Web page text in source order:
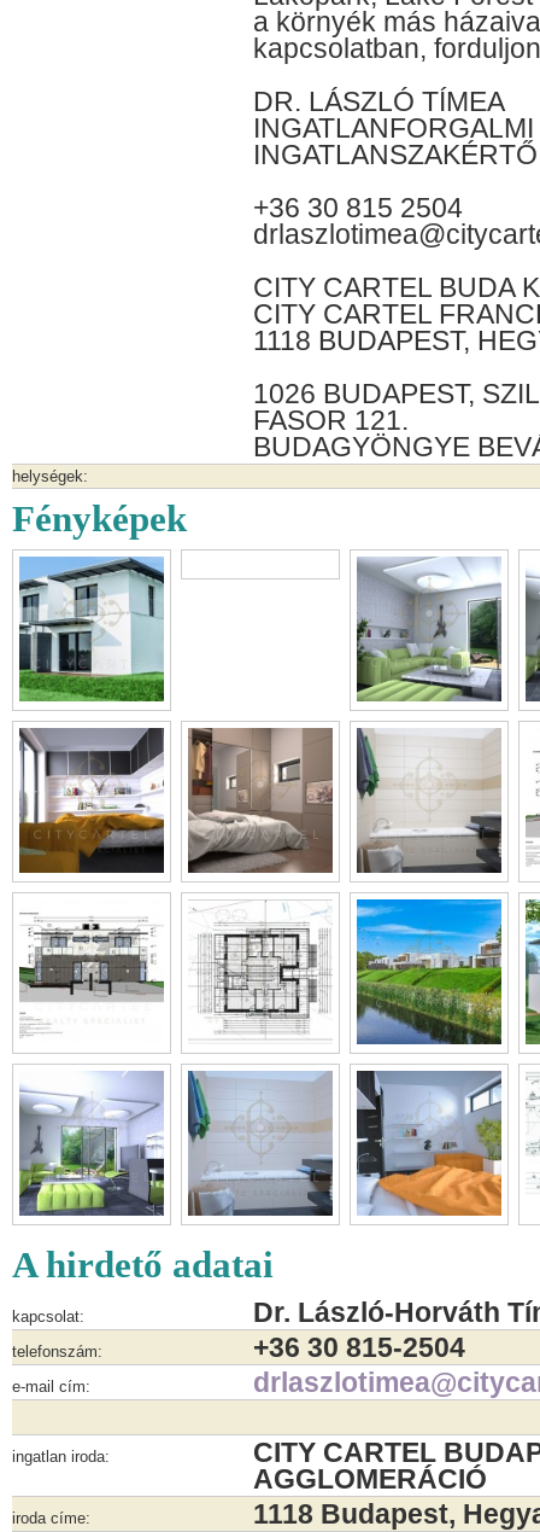
a környék más
kapcsolatban,
DR. LÁSZLÓ TÍMEA
INGATLANSZAKÉRTŐ
+36 30 815 2504
CITY CARTEL BUDA
CITY CARTEL
1118 BUDAPEST,
1026 BUDAPEST,
FASOR 121.
BUDAGYÖNGYE
helységek:
Fényképek
A hirdető adatai
kapcsolat: Dr. László-Horváth
telefonszám: +36 30 815-2504
e-mail cím:
ingatlan iroda:
CITY CARTEL
AGGLOMERÁCIÓ
iroda címe: 1118 Budapest,